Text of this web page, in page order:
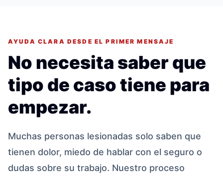
AYUDA CLARA DESDE EL PRIMER MENSAJE
No necesita saber que
tipo de caso tiene para
empezar.
Muchas personas lesionadas solo saben que
tienen dolor, miedo de hablar con el seguro o
dudas sobre su trabajo. Nuestro proceso